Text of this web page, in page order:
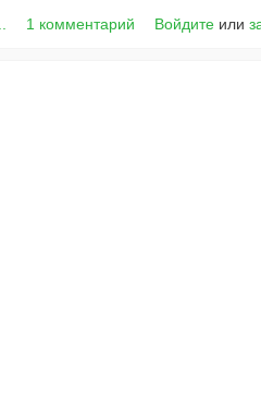
1 комментарий Войдите или